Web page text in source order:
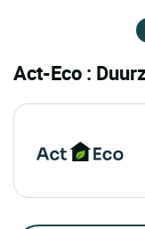
Act-Eco :